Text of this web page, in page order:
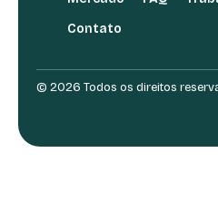
Contato
© 2026 Todos os direitos